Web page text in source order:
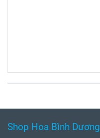
Shop Hoa Bình Dương